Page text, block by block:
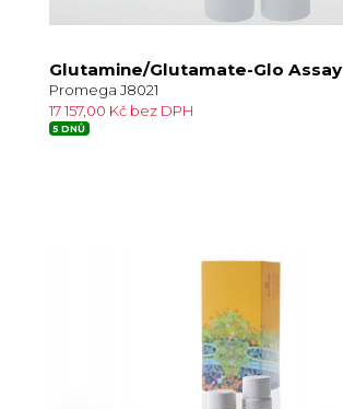
Glutamine/Glutamate-Glo Assay
Promega J8021
17 157,00 Kč bez DPH
5 DNŮ